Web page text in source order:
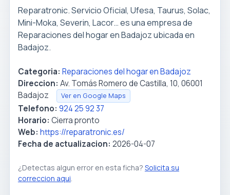
Reparatronic. Servicio Oficial, Ufesa, Taurus, Solac,
Mini-Moka, Severin, Lacor… es una empresa de
Reparaciones del hogar en Badajoz ubicada en
Badajoz.
Categoria: Reparaciones del hogar en Badajoz
Direccion: Av. Tomás Romero de Castilla, 10, 06001
Badajoz
Ver en Google Maps
Telefono: 924 25 92 37
Horario: Cierra pronto
Web: https://reparatronic.es/
Fecha de actualizacion: 2026-04-07
¿Detectas algun error en esta ficha? Solicita su
correccion aqui